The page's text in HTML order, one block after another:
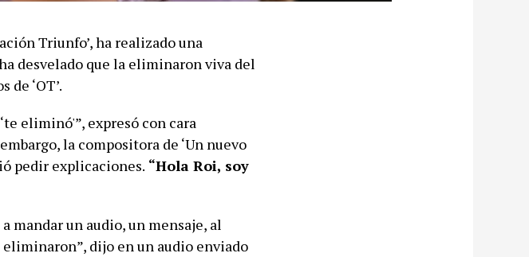
Triunfo’, ha realizado una
desvelado que la eliminaron viva del
de ‘OT’.
eliminó'”, expresó con cara
la compositora de ‘Un nuevo
pedir explicaciones. “Hola Roi, soy
mandar un audio, un mensaje, al
dijo en un audio enviado